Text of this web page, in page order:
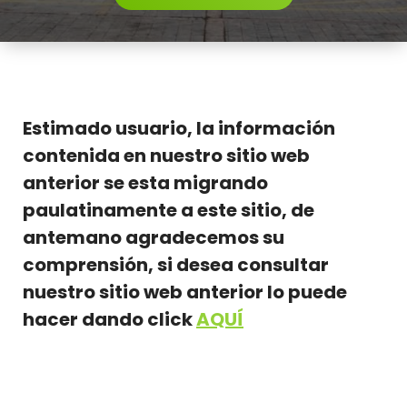
Estimado usuario, la información
contenida en nuestro sitio web
anterior se esta migrando
paulatinamente a este sitio, de
antemano agradecemos su
comprensión, si desea consultar
nuestro sitio web anterior lo puede
hacer dando clickAQUÍ